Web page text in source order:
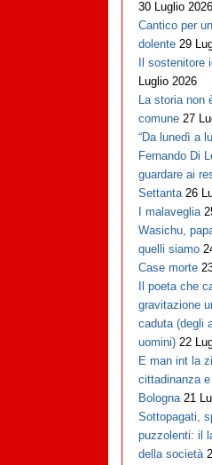
30 Luglio 2026
Cantico per
dolente 29
Il sostenitore
Luglio 2026
La storia non
comune 27
“Da lunedì a
Fernando Di
guardare ai
Settanta 26
I malaveglia
Wasichu,
quelli siamo
Case morte
Il poeta che
gravitazione
caduta (degli
uomini) 22
E man int la
cittadinanza
Bologna 21
Sottopagati,
puzzolenti: il
della società